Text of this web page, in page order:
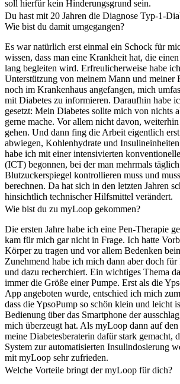
soll hierfür kein Hinderungsgrund sein.
Du hast mit 20 Jahren die Diagnose Typ-1-
Wie bist du damit umgegangen?
Es war natürlich erst einmal ein Schock für
wissen, dass man eine Krankheit hat, die
lang begleiten wird. Erfreulicherweise habe
Unterstützung von meinem Mann und meiner
noch im Krankenhaus angefangen, mich
mit Diabetes zu informieren. Daraufhin habe
gesetzt: Mein Diabetes sollte mich von nichts
gerne mache. Vor allem nicht davon,
gehen. Und dann fing die Arbeit eigentlich
abwiegen, Kohlenhydrate und
habe ich mit einer intensivierten
(ICT) begonnen, bei der man mehrmals
Blutzuckerspiegel kontrollieren muss und
berechnen. Da hat sich in den letzten Jahren
hinsichtlich technischer Hilfsmittel verändert.
Wie bist du zu myLoop gekommen?
Die ersten Jahre habe ich eine Pen-Therapie
kam für mich gar nicht in Frage. Ich hatte
Körper zu tragen und vor allem Bedenken
Zunehmend habe ich mich dann aber doch für
und dazu recherchiert. Ein wichtiges Thema
immer die Größe einer Pumpe. Erst als die
App angeboten wurde, entschied ich mich
dass die YpsoPump so schön klein und leicht
Bedienung über das Smartphone der
mich überzeugt hat. Als myLoop dann auf
meine Diabetesberaterin dafür stark gemacht,
System zur automatisierten Insulindosierung
mit myLoop sehr zufrieden.
Welche Vorteile bringt der myLoop für dich?